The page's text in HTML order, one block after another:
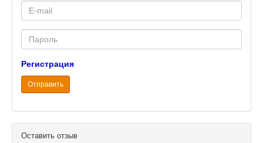
mail
Password
Регистрация
Отправить
Оставить отзыв